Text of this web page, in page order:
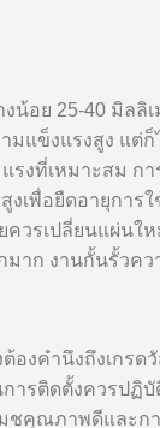
อย 25-40 มิลลิ
มแข็งแรงสูง แต่
รงที่เหมาะสม ก
งเพื่อยืดอายุกา
วรเปลี่ยนแผ่นใ
มาก งานกั้นรั้วค
งคำนึงถึงเกรด
ารติดตั้งควรปฏิ
ชคุณภาพดีและก